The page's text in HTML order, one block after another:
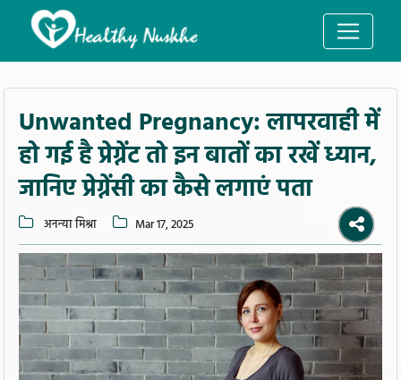
Unwanted Pregnancy: लापरवाही में
हो गई है प्रेग्नेंट तो इन बातों का रखें ध्यान,
जानिए प्रेग्नेंसी का कैसे लगाएं पता
अनन्या मिश्रा Mar 17, 2025